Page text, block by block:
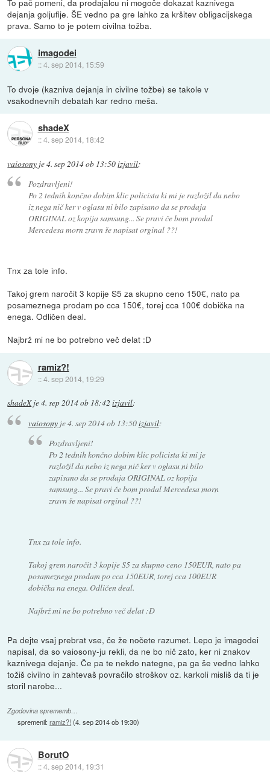
dejanja goljufije. ŠE vedno pa gre lahko za kršitev obligacijskega
prava. Samo to je potem civilna tožba.
imagodei
::4. sep 2014, 15:59
To dvoje (kazniva dejanja in civilne tožbe) se takole v
vsakodnevnih debatah kar redno meša.
shadeX
::4. sep 2014, 18:42
vaiosony je4. sep 2014 ob 13:50izjavil:
Pozdravljeni!
Po 2 tednih končno dobim klic policista ki mi je razložil da nebo
iz nega nič ker v oglasu ni bilo zapisano da se prodaja
ORIGINAL oz kopija samsung... Se pravi če bom prodal
Mercedesa morn zravn še napisat orginal ??!
Tnx za tole info.
Takoj grem naročit 3 kopije S5 za skupno ceno 150€, nato pa
posameznega prodam po cca 150€, torej cca 100€ dobička na
enega. Odličen deal.
Najbrž mi ne bo potrebno več delat :D
ramiz?!
::4. sep 2014, 19:29
shadeXje4. sep 2014 ob 18:42 izjavil:
vaiosonyje4. sep 2014 ob 13:50izjavil:
Pozdravljeni!
Po 2 tednih končno dobim klic policista ki mi je
razložil da nebo iz nega nič ker v oglasu ni bilo
zapisano da se prodaja ORIGINAL oz kopija
samsung... Se pravi če bom prodal Mercedesa morn
zravn še napisat orginal ??!
Tnx za tole info.
Takoj grem naročit 3 kopije S5 za skupno ceno 150EUR, nato pa
posameznega prodam po cca 150EUR, torej cca 100EUR
dobička na enega. Odličen deal.
Najbrž mi ne bo potrebno več delat :D
Pa dejte vsaj prebrat vse, če že nočete razumet. Lepo je imagodei
napisal, da so vaiosony-ju rekli, da ne bo nič zato, ker ni znakov
kaznivega dejanje. Če pa te nekdo nategne, pa ga še vedno lahko
tožiš civilno in zahtevaš povračilo stroškov oz. karkoli misliš da ti je
storil narobe...
Zgodovina sprememb…
spremenil:ramiz?! (4. sep 2014 ob 19:30)
BorutO
::4. sep 2014, 19:31